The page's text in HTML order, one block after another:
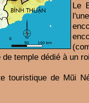
Le
de temple dédié à un
touristique de Mũi